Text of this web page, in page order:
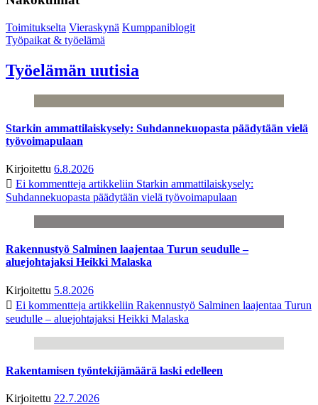
Toimitukselta Vieraskynä Kumppaniblogit
Työpaikat & työelämä
Työelämän uutisia
Starkin ammattilaiskysely: Suhdannekuopasta päädytään vielä
työvoimapulaan
Kirjoitettu 6.8.2026
Ei kommentteja artikkeliin Starkin ammattilaiskysely:
Suhdannekuopasta päädytään vielä työvoimapulaan
Rakennustyö Salminen laajentaa Turun seudulle –
aluejohtajaksi Heikki Malaska
Kirjoitettu 5.8.2026
Ei kommentteja artikkeliin Rakennustyö Salminen laajentaa Turun
seudulle – aluejohtajaksi Heikki Malaska
Rakentamisen työntekijämäärä laski edelleen
Kirjoitettu 22.7.2026